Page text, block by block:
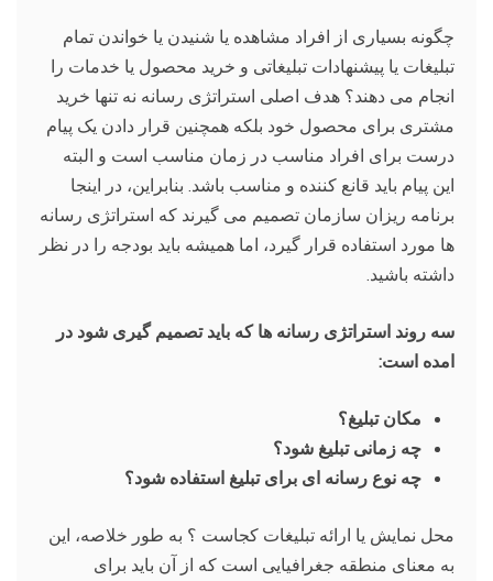
چگونه بسیاری از افراد مشاهده یا شنیدن یا خواندن تمام
تبلیغات یا پیشنهادات تبلیغاتی و خرید محصول یا خدمات را
انجام می دهند؟ هدف اصلی استراتژی رسانه نه تنها خرید
مشتری برای محصول خود بلکه همچنین قرار دادن یک پیام
درست برای افراد مناسب در زمان مناسب است و البته
این پیام باید قانع کننده و مناسب باشد. بنابراین، در اینجا
برنامه ریزان سازمان تصمیم می گیرند که استراتژی رسانه
ها مورد استفاده قرار گیرد، اما همیشه باید بودجه را در نظر
داشته باشید.
سه روند استراتژی رسانه ها که باید تصمیم گیری شود در
امده است:
مکان تبلیغ؟
چه زمانی تبلیغ شود؟
چه نوع رسانه ای برای تبلیغ استفاده شود؟
محل نمایش یا ارائه تبلیغات کجاست ؟ به طور خلاصه، این
به معنای منطقه جغرافیایی است که از آن باید برای